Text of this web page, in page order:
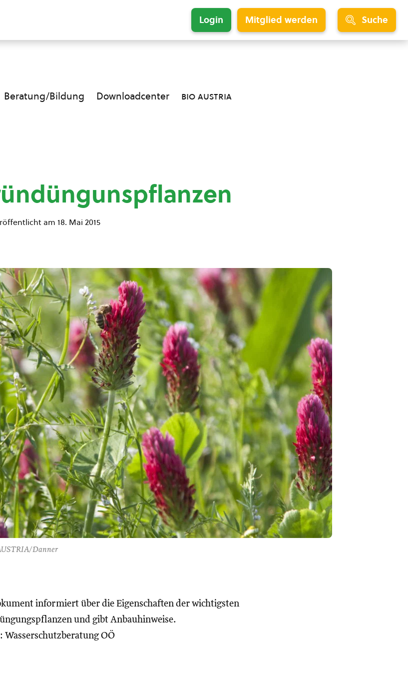
Login Mitglied werden Suche
Beratung/Bildung Downloadcenter bio austria
am 18. Mai 2015
Danner
informiert über die Eigenschaften der wichtigsten
und gibt Anbauhinweise.
Wasserschutzberatung OÖ